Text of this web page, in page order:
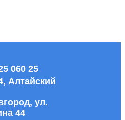
060 25
Алтайский
ул.
44